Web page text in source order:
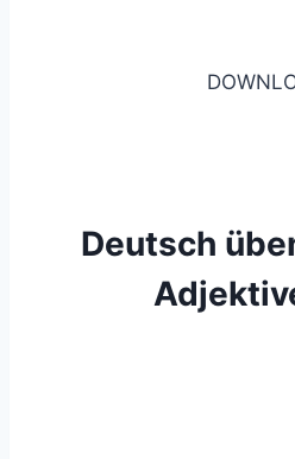
Deutsch